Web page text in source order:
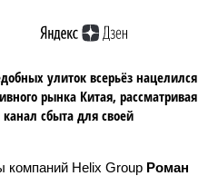
улиток всерьёз нацелился
рынка Китая, рассматривая
сбыта для своей
компаний Helix Group Роман